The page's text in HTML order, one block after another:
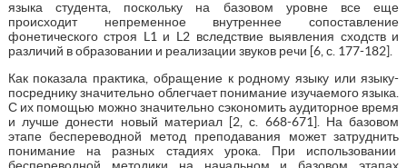
языка студента, поскольку на базовом уровне все еще
происходит непременное внутреннее сопоставление
фонетического строя L1 и L2 вследствие выявления сходств и
различий в образовании и реализации звуков речи [6, с. 177-182].
Как показала практика, обращение к родному языку или языку-
посреднику значительно облегчает понимание изучаемого языка.
С их помощью можно значительно сэкономить аудиторное время
и лучше донести новый материал [2, с. 668-671]. На базовом
этапе беспереводной метод преподавания может затруднить
понимание на разных стадиях урока. При использовании
беспереводной методики на начальном и базовом этапах